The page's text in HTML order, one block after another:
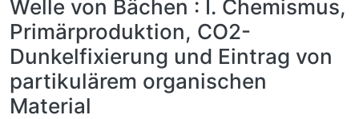
Welle von Bächen : I. Chemismus,
Primärproduktion, CO2-
Dunkelfixierung und Eintrag von
partikulärem organischen
Material